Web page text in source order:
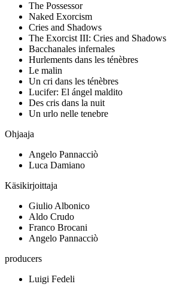
The Possessor
Naked Exorcism
Cries and Shadows
The Exorcist III: Cries and Shadows
Bacchanales infernales
Hurlements dans les ténèbres
Le malin
Un cri dans les ténèbres
Lucifer: El ángel maldito
Des cris dans la nuit
Un urlo nelle tenebre
Ohjaaja
Angelo Pannacciò
Luca Damiano
Käsikirjoittaja
Giulio Albonico
Aldo Crudo
Franco Brocani
Angelo Pannacciò
producers
Luigi Fedeli